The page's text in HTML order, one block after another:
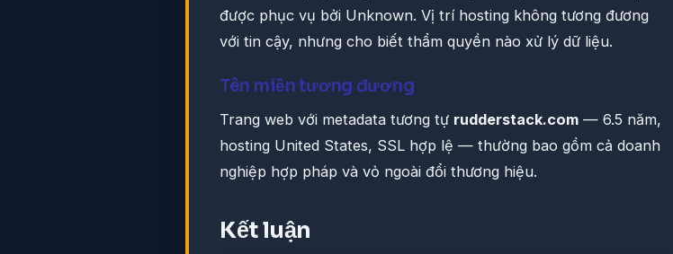
được phục vụ bởi Unknown. Vị trí hosting không tương đương
với tin cậy, nhưng cho biết thẩm quyền nào xử lý dữ liệu.
Tên miền tương đương
Trang web với metadata tương tự rudderstack.com — 6.5 năm,
hosting United States, SSL hợp lệ — thường bao gồm cả doanh
nghiệp hợp pháp và vỏ ngoài đổi thương hiệu.
Kết luận